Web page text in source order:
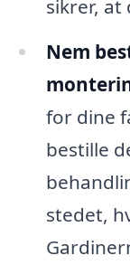
sikrer, at
Nem
for dine
bestille
stedet,